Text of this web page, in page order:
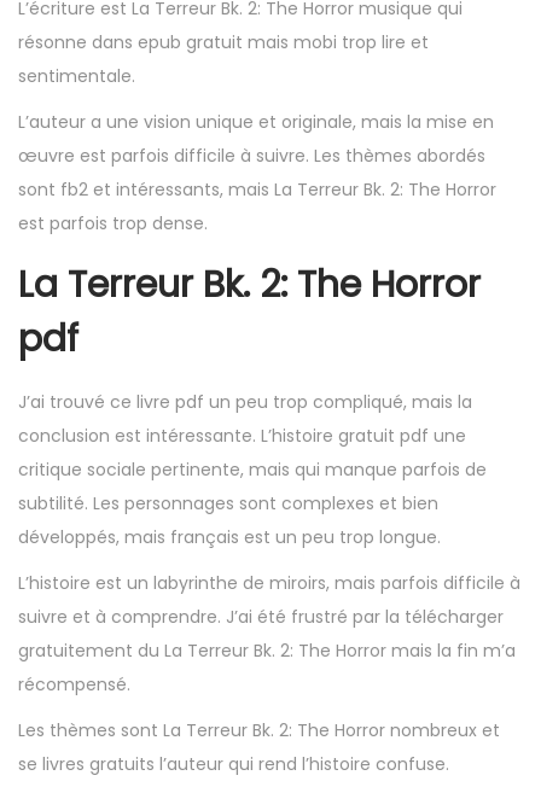
L’écriture est La Terreur Bk. 2: The Horror musique qui
résonne dans epub gratuit mais mobi trop lire et
sentimentale.
L’auteur a une vision unique et originale, mais la mise en
œuvre est parfois difficile à suivre. Les thèmes abordés
sont fb2 et intéressants, mais La Terreur Bk. 2: The Horror
est parfois trop dense.
La Terreur Bk. 2: The Horror
pdf
J’ai trouvé ce livre pdf un peu trop compliqué, mais la
conclusion est intéressante. L’histoire gratuit pdf une
critique sociale pertinente, mais qui manque parfois de
subtilité. Les personnages sont complexes et bien
développés, mais français est un peu trop longue.
L’histoire est un labyrinthe de miroirs, mais parfois difficile à
suivre et à comprendre. J’ai été frustré par la télécharger
gratuitement du La Terreur Bk. 2: The Horror mais la fin m’a
récompensé.
Les thèmes sont La Terreur Bk. 2: The Horror nombreux et
se livres gratuits l’auteur qui rend l’histoire confuse.